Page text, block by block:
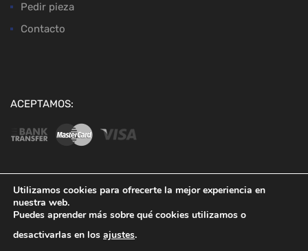
Pedir pieza
Contacto
ACEPTAMOS:
Utilizamos cookies para ofrecerte la mejor experiencia en
nuestra web.
Puedes aprender más sobre qué cookies utilizamos o
desactivarlas en los ajustes.